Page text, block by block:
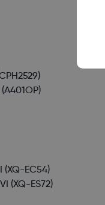
(XQ-EC54)
(XQ-ES72)